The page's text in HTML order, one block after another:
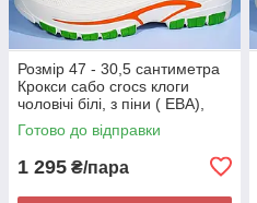
Розмір 47 - 30,5 сантиметра
Крокси сабо crocs клоги
чоловічі білі, з піни ( ЕВА),
легкі і зручні
Готово до відправки
1 295 ₴/пара